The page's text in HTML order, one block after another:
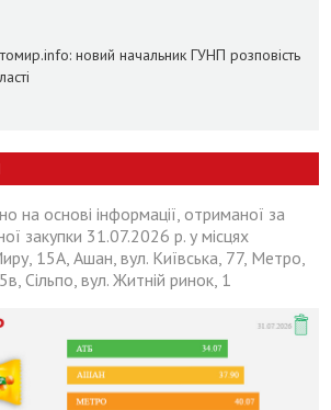
новий начальник ГУНП розповість
на основі інформації, отриманої за
закупки 31.07.2026 р. у місцях
15А, Ашан, вул. Київська, 77, Метро,
Сільпо, вул. Житній ринок, 1